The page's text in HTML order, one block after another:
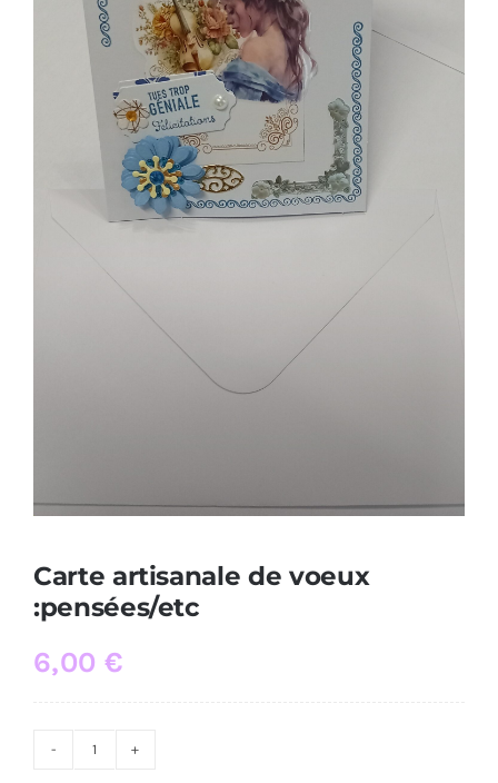
Carte artisanale de voeux
:pensées/etc
6,00 €